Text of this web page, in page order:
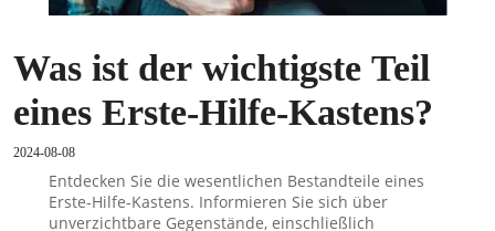
Was ist der wichtigste Teil
eines Erste-Hilfe-Kastens?
2024-08-08
Entdecken Sie die wesentlichen Bestandteile eines
Erste-Hilfe-Kastens. Informieren Sie sich über
unverzichtbare Gegenstände, einschließlich